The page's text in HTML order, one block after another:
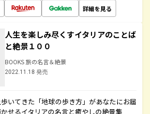
詳細を見る
人生を楽しみ尽くすイタリアのことば
と絶景１００
BOOKS 旅の名言＆絶景
2022.11.18 発売
いてきた「地球の歩き方」があなたにお届
せるイタリアの名言と癒やしの絶景集